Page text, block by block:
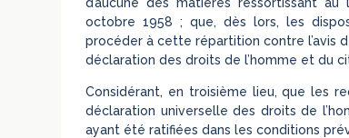
octobre 1958 ; que, dès lors, les
procéder à cette répartition contre l’avis
déclaration des droits de l’homme et du
Considérant, en troisième lieu, que les
déclaration universelle des droits de
ayant été ratifiées dans les conditions